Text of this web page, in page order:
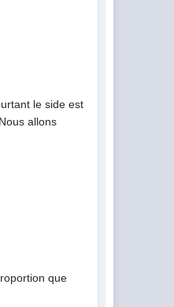
le side est
allons
que